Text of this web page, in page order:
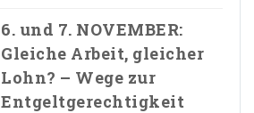
6. und 7. NOVEMBER:
Gleiche Arbeit, gleicher
Lohn? – Wege zur
Entgeltgerechtigkeit